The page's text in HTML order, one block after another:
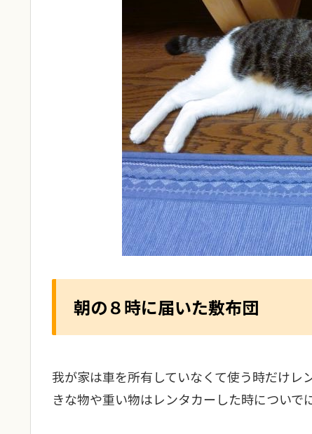
朝の８時に届いた敷布団
我が家は車を所有していなくて使う時だけレ
きな物や重い物はレンタカーした時についで